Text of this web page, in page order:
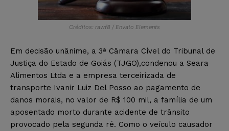
Créditos: rawf8 / Envato Elements
Em decisão unânime, a 3ª Câmara Cível do Tribunal de
Justiça do Estado de Goiás (TJGO),condenou a Seara
Alimentos Ltda e a empresa terceirizada de
transporte Ivanir Luiz Del Posso ao pagamento de
danos morais, no valor de R$ 100 mil, a família de um
aposentado morto durante acidente de trânsito
provocado pela segunda ré. Como o veículo causador